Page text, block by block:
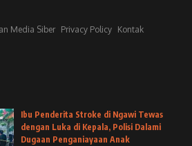
Media Siber Privacy Policy Kontak
Ibu Penderita Stroke di Ngawi Tewas
dengan Luka di Kepala, Polisi Dalami
Dugaan Penganiayaan Anak